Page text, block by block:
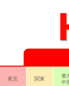
東京 関東
東
中